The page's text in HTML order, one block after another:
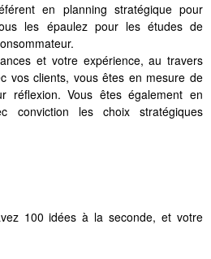
en planning stratégique pour
les épaulez pour les études de
et votre expérience, au travers
vos clients, vous êtes en mesure de
réflexion. Vous êtes également en
conviction les choix stratégiques
100 idées à la seconde, et votre